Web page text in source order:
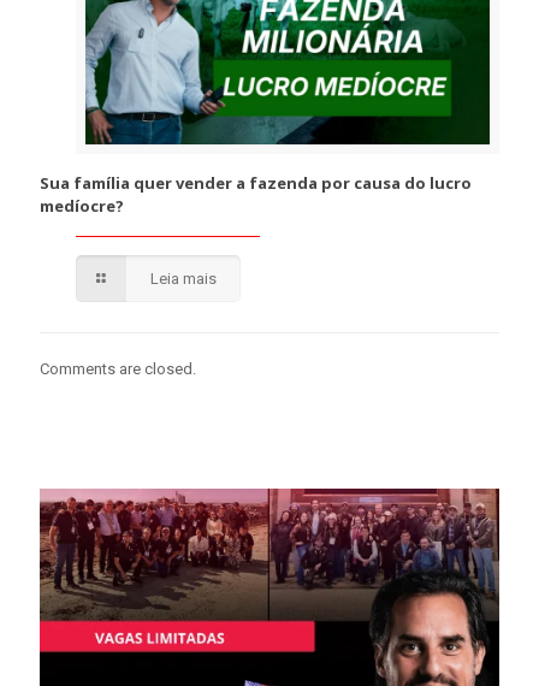
Sua família quer vender a fazenda por causa do lucro
medíocre?
Leia mais
Comments are closed.